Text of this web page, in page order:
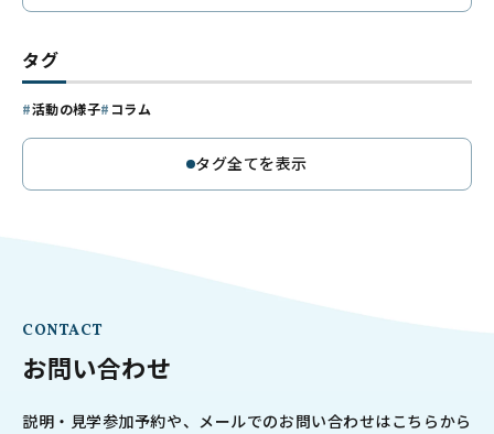
タグ
活動の様子 コラム
タグ全てを表示
CONTACT
お問い合わせ
説明・見学参加予約や、メールでのお問い合わせはこちらから